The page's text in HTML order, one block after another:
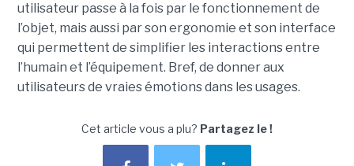
utilisateur passe à la fois par le fonctionnement de
l’objet, mais aussi par son ergonomie et son interface
qui permettent de simplifier les interactions entre
l’humain et l’équipement. Bref, de donner aux
utilisateurs de vraies émotions dans les usages.
Cet article vous a plu? Partagez le !